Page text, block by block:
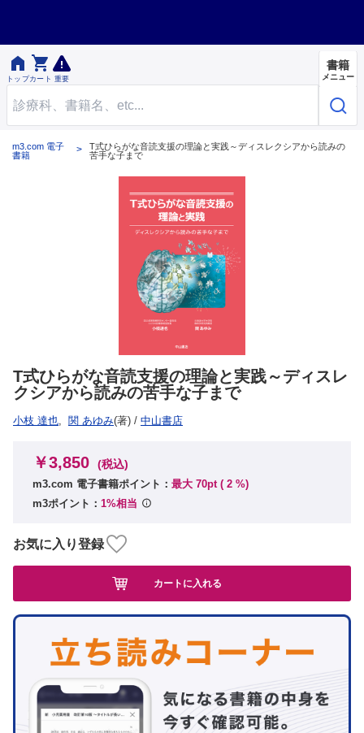

トップ

カート 重要
書籍
メニュー
m3.com 電子
書籍
T式ひらがな音読支援の理論と実践～ディスレクシアから読みの
苦手な子まで
T式ひらがな音読支援の理論と実践～ディスレ
クシアから読みの苦手な子まで
小枝 達也, 関 あゆみ(著) / 中山書店
￥3,850 (税込)
m3.com 電子書籍ポイント： 最大 70pt ( 2 %)
m3ポイント： 1%相当
お気に入り登録
カートに入れる